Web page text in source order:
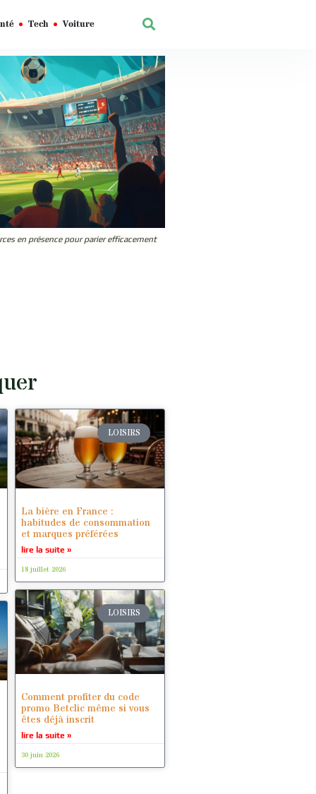
Tech Voiture
en présence pour parier efficacement
LOISIRS
La bière en France :
habitudes de consommation
et marques préférées
lire la suite »
18 juillet 2026
LOISIRS
Comment profiter du code
promo Betclic même si vous
êtes déjà inscrit
lire la suite »
30 juin 2026